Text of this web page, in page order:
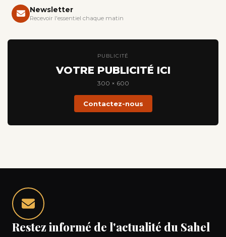
Newsletter
Recevoir l'essentiel chaque matin
PUBLICITÉ
VOTRE PUBLICITÉ ICI
300 × 600
Contactez-nous
Restez informé de l'actualité du Sahel